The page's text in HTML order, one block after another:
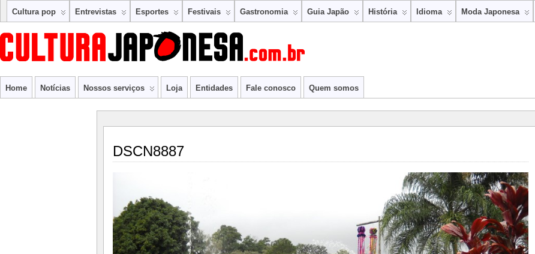
Cultura pop Entrevistas Esportes Festivais Gastronomia Guia Japão História Idioma Moda Japonesa
Home Notícias Nossos serviços Loja Entidades Fale conosco Quem somos
DSCN8887